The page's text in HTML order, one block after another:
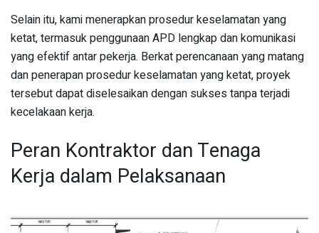
Selain itu, kami menerapkan prosedur keselamatan yang
ketat, termasuk penggunaan APD lengkap dan komunikasi
yang efektif antar pekerja. Berkat perencanaan yang matang
dan penerapan prosedur keselamatan yang ketat, proyek
tersebut dapat diselesaikan dengan sukses tanpa terjadi
kecelakaan kerja.
Peran Kontraktor dan Tenaga
Kerja dalam Pelaksanaan